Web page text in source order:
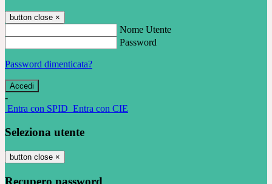
button close ×
Nome Utente
Password
Password dimenticata?
-
Entra con SPID Entra con CIE
Seleziona utente
button close ×
Recupero password